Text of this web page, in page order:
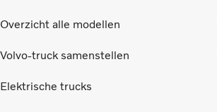
Overzicht alle modellen
Volvo-truck samenstellen
Elektrische trucks